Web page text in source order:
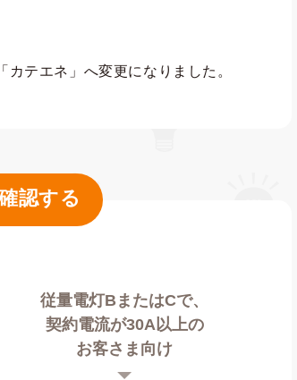
テエネ」へ変更になりました。
認する
従量電灯BまたはCで、
契約電流が30A以上の
お客さま向け